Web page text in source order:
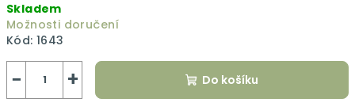
cena:
Skladem
Možnosti doručení
Kód: 1643
+
− Do košíku